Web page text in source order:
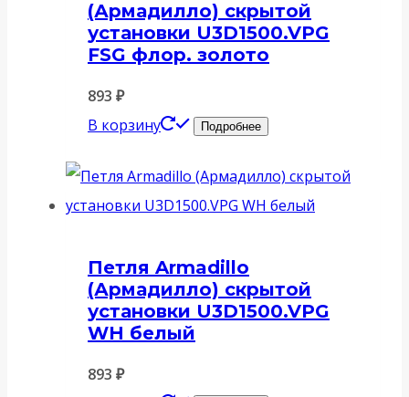
(Армадилло) скрытой
установки U3D1500.VPG
FSG флор. золото
893 ₽
В корзину
Подробнее
Петля Armadillo
(Армадилло) скрытой
установки U3D1500.VPG
WH белый
893 ₽